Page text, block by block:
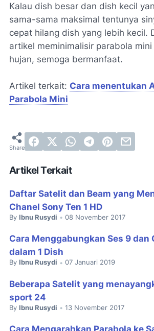
Kalau dish besar dan dish kecil
sama-sama maksimal tentunya
cepat hilang dish yang lebih kecil.
artikel meminimalisir parabola
hujan, semoga bermanfaat.
Artikel terkait: Cara menentukan
Parabola Mini
Artikel Terkait
Daftar Satelit dan Beam yang
Chanel Sony Ten 1 HD
By Ibnu Rusydi • 08 November 2017
Cara Menggabungkan Ses 9 dan
dalam 1 Dish
By Ibnu Rusydi • 07 Januari 2019
Beberapa Satelit yang
sport 24
By Ibnu Rusydi • 13 November 2017